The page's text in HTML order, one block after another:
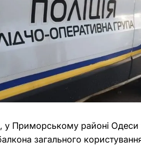
у Приморському районі Одеси
загального